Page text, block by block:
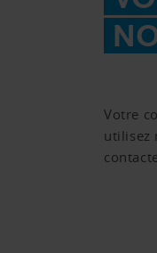
Votre
utilisez